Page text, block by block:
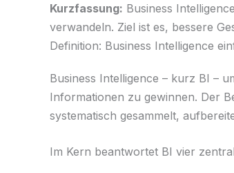
Kurzfassung: Business
verwandeln. Ziel ist es, bessere
Definition: Business Intelligence
Business Intelligence – kurz BI –
Informationen zu gewinnen. Der
systematisch gesammelt,
Im Kern beantwortet BI vier